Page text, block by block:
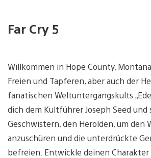
Far Cry 5
Willkommen in Hope County,
Freien und Tapferen, aber auch der
fanatischen Weltuntergangskults
dich dem Kultführer Joseph Seed und
Geschwistern, den Herolden, um den
anzuschüren und die unterdrückte
befreien. Entwickle deinen